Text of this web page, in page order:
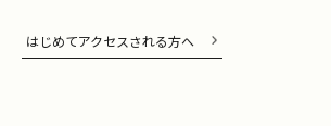
はじめてアクセスされる方へ